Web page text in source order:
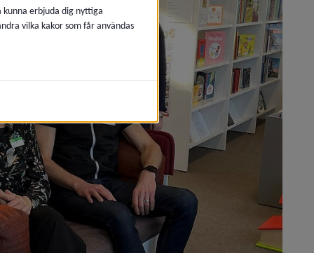
erbjuda dig nyttiga
vilka kakor som får användas